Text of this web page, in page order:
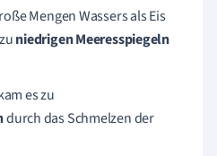
Mengen Wassers als Eis
niedrigen Meeresspiegeln
es zu
durch das Schmelzen der